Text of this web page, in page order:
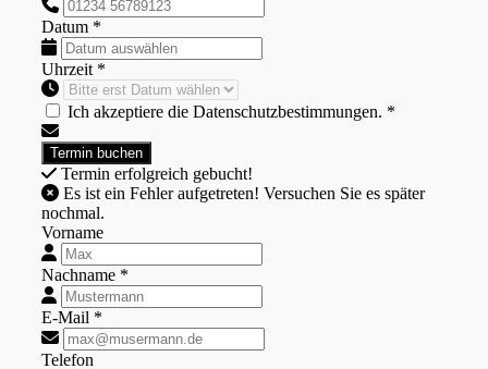
Datum *
Uhrzeit *
Ich akzeptiere die Datenschutzbestimmungen. *
Termin erfolgreich gebucht!
nochmal.
Vorname
Nachname *
E-Mail *
Telefon